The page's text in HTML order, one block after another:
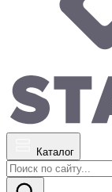
Каталог